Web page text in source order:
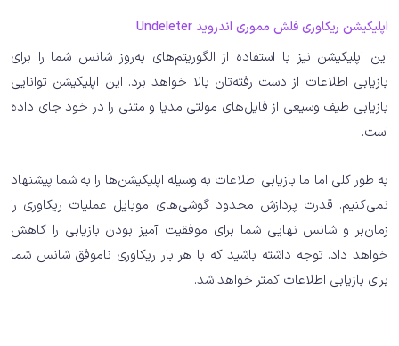
اپلیکیشن ریکاوری فلش مموری اندروید Undeleter
این اپلیکیشن نیز با استفاده از الگوریتم‌های به‌روز شانس شما را برای
بازیابی اطلاعات از دست رفته‌تان بالا خواهد برد. این اپلیکیشن توانایی
بازیابی طیف وسیعی از فایل‌های مولتی مدیا و متنی را در خود جای داده
است.
به طور کلی اما ما بازیابی اطلاعات به وسیله اپلیکیشن‌ها را به شما پیشنهاد
نمی‌کنیم. قدرت پردازش محدود گوشی‌های موبایل عملیات ریکاوری را
زمان‌بر و شانس نهایی شما برای موفقیت آمیز بودن بازیابی را کاهش
خواهد داد. توجه داشته باشید که با هر بار ریکاوری ناموفق شانس شما
برای بازیابی اطلاعات کمتر خواهد شد.